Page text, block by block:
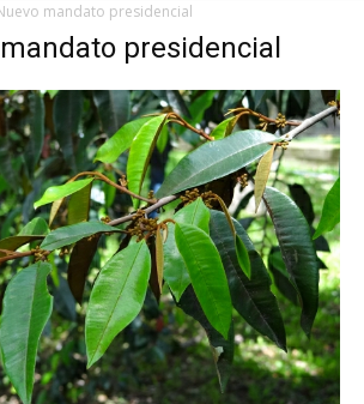
mandato presidencial
presidencial